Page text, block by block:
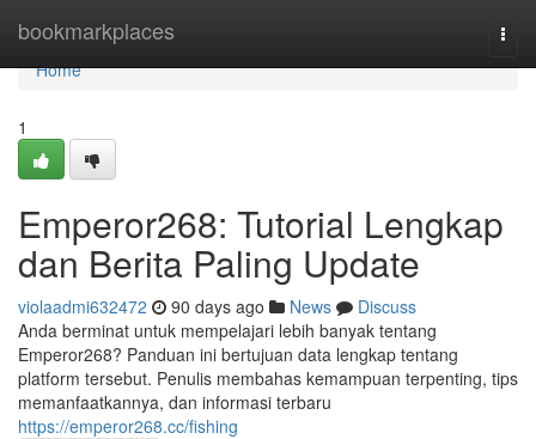
bookmarkplaces
Home
Home
1
Emperor268: Tutorial Lengkap
dan Berita Paling Update
violaadmi632472 90 days ago News
Discuss
Anda berminat untuk mempelajari lebih banyak tentang
Emperor268? Panduan ini bertujuan data lengkap tentang
platform tersebut. Penulis membahas kemampuan terpenting, tips
memanfaatkannya, dan informasi terbaru
https://emperor268.cc/fishing